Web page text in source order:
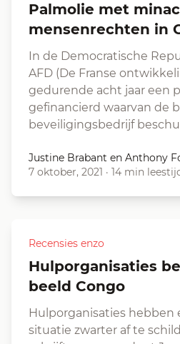
Palmolie met minachting voor
mensenrechten in
In de Democratische
AFD (De Franse
gedurende acht jaar een
gefinancierd waarvan de
beveiligingsbedrijf
Justine Brabant en Anthony
7 oktober, 2021 · 14 min
Recensies enzo
Hulporganisaties bepalen ‘zielig’
beeld Congo
Hulporganisaties hebben
situatie zwarter af te